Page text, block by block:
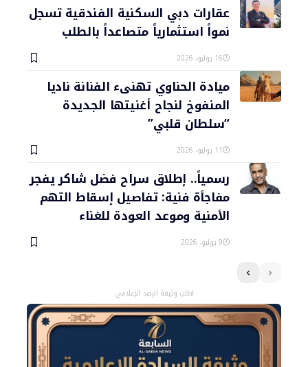
عقارات دبي السكنية الفندقية تسجل
نمواً استثمارياً متصاعداً بالطلب
16 يوليو، 2026
ميادة الحناوي تهنىء الفنانة ناديا
المنفوخ لنجاح أغنيتها الجديدة
“سلطان قلبي”
11 يوليو، 2026
رسمياً.. إطلاق سراح فضل شاكر يفجر
مفاجأة فنية: تفاصيل إسقاط التهم
الأمنية وموعد العودة للغناء
9 يوليو، 2026
اطلب وثيقة الرصد الإعلامي